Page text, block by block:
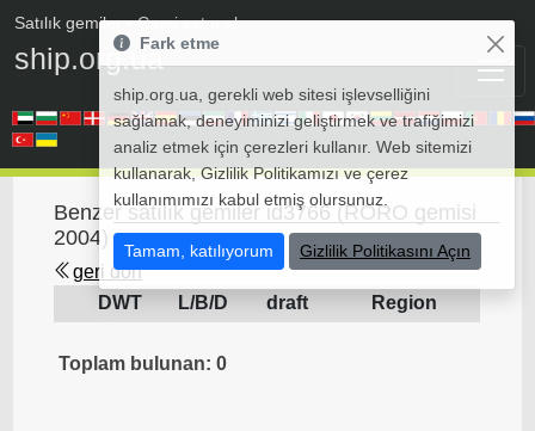
Satılık gemiler• Gemi satın al
ship.org.ua
Benzer satılık gemiler id3766 (RORO gemisi
2004)
geri dön
DWT
L/B/D draft Region
Toplam bulunan: 0
Fark etme
ship.org.ua, gerekli web sitesi işlevselliğini
sağlamak, deneyiminizi geliştirmek ve trafiğimizi
analiz etmek için çerezleri kullanır. Web sitemizi
kullanarak, Gizlilik Politikamızı ve çerez
kullanımımızı kabul etmiş olursunuz.
Tamam, katılıyorum Gizlilik Politikasını Açın